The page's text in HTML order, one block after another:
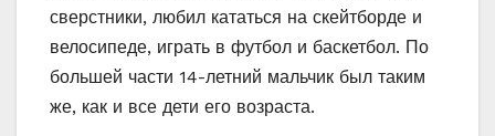
сверстники, любил кататься на скейтборде и
велосипеде, играть в футбол и баскетбол. По
большей части 14-летний мальчик был таким
же, как и все дети его возраста.